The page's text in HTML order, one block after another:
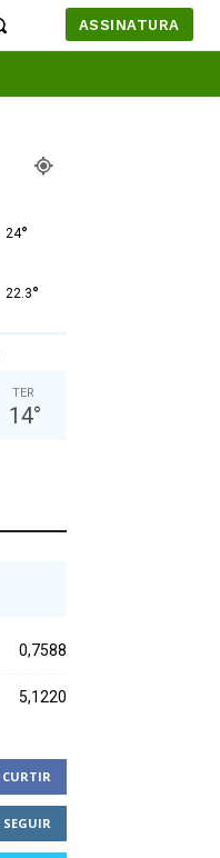
ASSINATURA
24°
22.3°
TER
14°
0,7588
5,1220
CURTIR
SEGUIR